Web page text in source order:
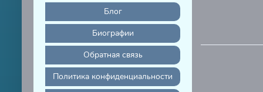
Блог
Биографии
Обратная связь
Политика конфиденциальности